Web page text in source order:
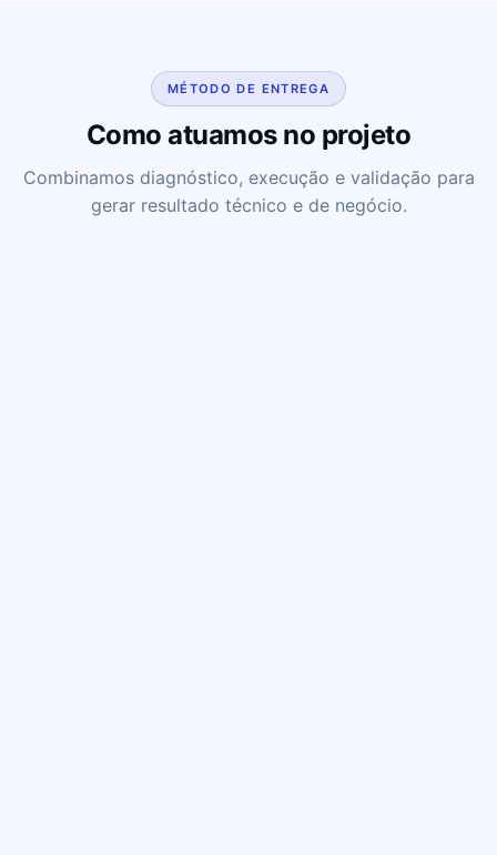
MÉTODO DE ENTREGA
Como atuamos no projeto
Combinamos diagnóstico, execução e validação para
gerar resultado técnico e de negócio.